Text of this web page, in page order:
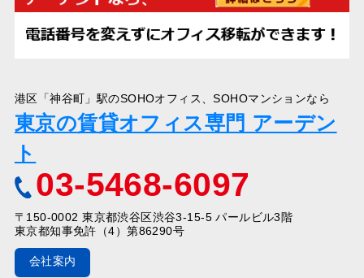
港区「神谷町」駅のSOHOオフィス、SOHOマンションなら
東京の賃貸オフィス専門 アーデン
ト
03-5468-6097
〒150-0002 東京都渋谷区渋谷3-15-5 パールビル3階
東京都知事免許（4）第86290号
会社案内